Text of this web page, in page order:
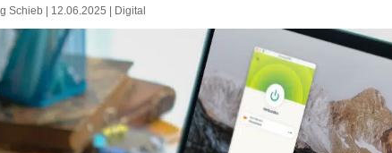
Schieb 12.06.2025 Digital